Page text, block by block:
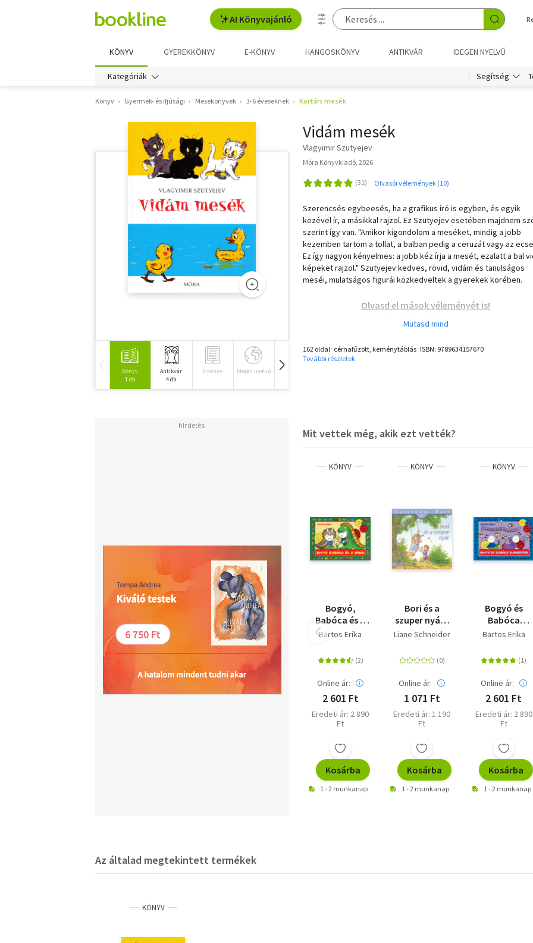
AI Könyvajánló
KÖNYV GYEREKKÖNYV E-KÖNYV HANGOSKÖNYV ANTIKVÁR IDEGEN NYELVŰ
Kategóriák Segítség
Könyv Gyermek- és ifjúsági Mesekönyvek 3-6 éveseknek Kortárs mesék
Könyv
1 db
Antikvár
4 db
E-könyv Idegen nyelvű Hangoskönyv
Vidám mesék
Vlagyimir Szutyejev
Móra Könyvkiadó, 2026
Olvasói vélemények (10)
Szerencsés egybeesés, ha a grafikus író is egyben, és egyik
kezével ír, a másikkal rajzol. Ez Szutyejev esetében majdnem
szerint így van. "Amikor kigondolom a meséket, mindig a jobb
kezemben tartom a tollat, a balban pedig a ceruzát vagy az
Ez így nagyon kényelmes: a jobb kéz írja a mesét, ezalatt a bal
képeket rajzol." Szutyejev kedves, rövid, vidám és tanulságos
meséi, mulatságos figurái közkedveltek a gyerekek körében.
Olvasd el mások véleményét is!
162 oldal･cérnafűzött, keménytáblás･ISBN: 9789634157670
További részletek
Mit vettek még, akik ezt vették?
KÖNYV
Bogyó,
Babóca és a
Dínók
Bartos Erika
Online ár:
2 601 Ft
Eredeti ár: 2 890
Ft
Kosárba
1 - 2 munkanap
KÖNYV
Bori és a
szuper nyár -
Barátnőm,
Liane Schneider
Online ár:
1 071 Ft
Eredeti ár: 1 190
Ft
Kosárba
1 - 2 munkanap
KÖNYV
Bogyó és
Babóca
koncerten
Bartos Erika
Online ár:
2 601 Ft
Eredeti ár: 2 890
Ft
Kosárba
1 - 2 munkanap
Az általad megtekintett termékek
KÖNYV